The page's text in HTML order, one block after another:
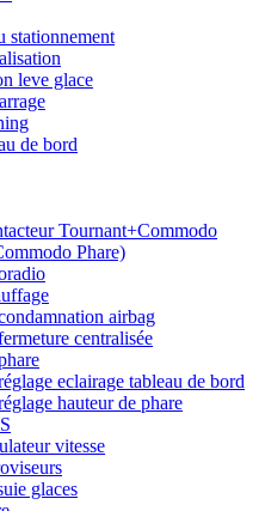
stationnement
leve glace
de bord
Tournant+Commodo
Phare)
airbag
centralisée
eclairage tableau de bord
hauteur de phare
vitesse
glaces